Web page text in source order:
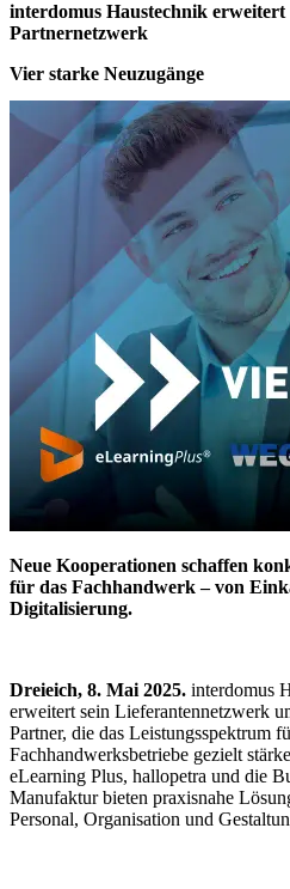
interdomus Haustechnik erweitert
Partnernetzwerk
Vier starke Neuzugänge
Neue Kooperationen schaffen
für das Fachhandwerk – von
Digitalisierung.
Dreieich, 8. Mai 2025. interdomus
erweitert sein Lieferantennetzwerk
Partner, die das Leistungsspektrum
Fachhandwerksbetriebe gezielt
eLearning Plus, hallopetra und die
Manufaktur bieten praxisnahe
Personal, Organisation und